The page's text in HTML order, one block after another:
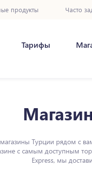
продукты Часто
Тарифы
Турции рядом с
с самым доступным
Express, мы